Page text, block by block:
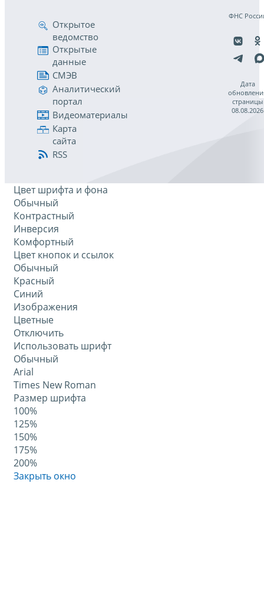
Открытое
ведомство
Открытые
данные
СМЭВ
Аналитический
портал
Видеоматериалы
Карта
сайта
RSS
ФНС
Дата
страницы
08.08.2026
Цвет шрифта и фона
Обычный
Контрастный
Инверсия
Комфортный
Цвет кнопок и ссылок
Обычный
Красный
Синий
Изображения
Цветные
Отключить
Использовать шрифт
Обычный
Arial
Times New Roman
Размер шрифта
100%
125%
150%
175%
200%
Закрыть окно